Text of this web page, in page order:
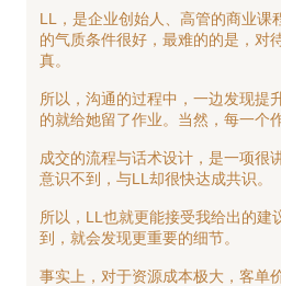
LL，是企业创始人、高管的商业课
的气质条件很好，最难的的是，
真。
所以，沟通的过程中，一边发现提
的就给她留了作业。当然，每一个
成交的流程与话术设计，是一项很
意识不到，与LL却很快达成共识。
所以，LL也就更能接受我给出的建
到，就会发现更重要的细节。
事实上，对于资源成本极大，客单